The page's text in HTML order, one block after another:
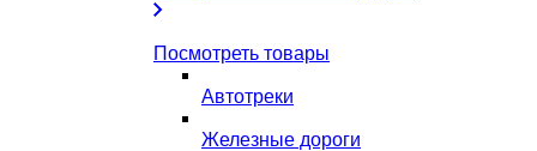
Посмотреть товары
Автотреки
Железные дороги